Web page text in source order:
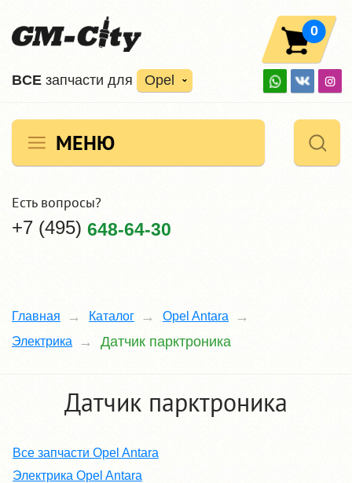
ВCE запчасти для Opel
0
МЕНЮ
Есть вопросы?
+7 (495) 648-64-30
Главная Каталог
Opel Antara
Электрика
Датчик парктроника
Датчик парктроника
Все запчасти Opel Antara
Электрика Opel Antara